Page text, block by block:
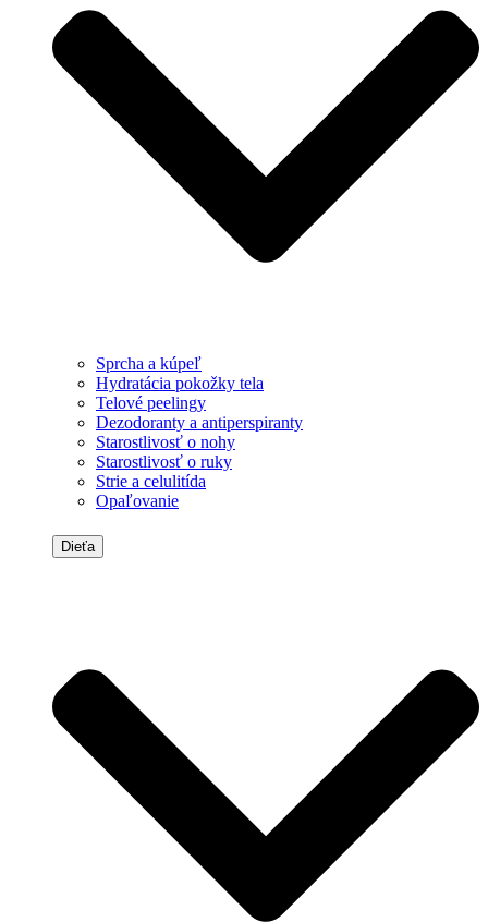
Sprcha a kúpeľ
Hydratácia pokožky tela
Telové peelingy
Dezodoranty a antiperspiranty
Starostlivosť o nohy
Starostlivosť o ruky
Strie a celulitída
Opaľovanie
Dieťa